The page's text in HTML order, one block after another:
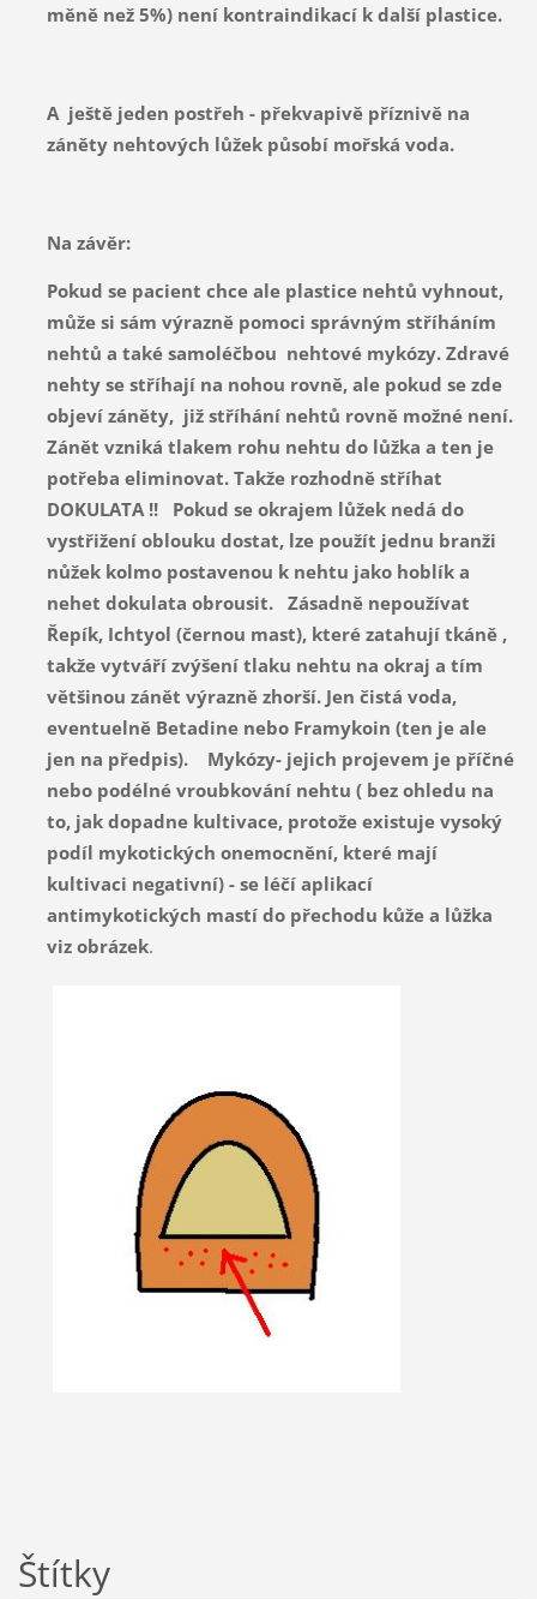
měně než 5%) není kontraindikací k další plastice.
A ještě jeden postřeh - překvapivě příznivě na
záněty nehtových lůžek působí mořská voda.
Na závěr:
Pokud se pacient chce ale plastice nehtů vyhnout,
může si sám výrazně pomoci správným stříháním
nehtů a také samoléčbou nehtové mykózy. Zdravé
nehty se stříhají na nohou rovně, ale pokud se zde
objeví záněty, již stříhání nehtů rovně možné není.
Zánět vzniká tlakem rohu nehtu do lůžka a ten je
potřeba eliminovat. Takže rozhodně stříhat
DOKULATA !! Pokud se okrajem lůžek nedá do
vystřižení oblouku dostat, lze použít jednu branži
nůžek kolmo postavenou k nehtu jako hoblík a
nehet dokulata obrousit. Zásadně nepoužívat
Řepík, Ichtyol (černou mast), které zatahují tkáně ,
takže vytváří zvýšení tlaku nehtu na okraj a tím
většinou zánět výrazně zhorší. Jen čistá voda,
eventuelně Betadine nebo Framykoin (ten je ale
jen na předpis). Mykózy- jejich projevem je příčné
nebo podélné vroubkování nehtu ( bez ohledu na
to, jak dopadne kultivace, protože existuje vysoký
podíl mykotických onemocnění, které mají
kultivaci negativní) - se léčí aplikací
antimykotických mastí do přechodu kůže a lůžka
viz obrázek.
Štítky